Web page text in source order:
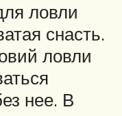
ловли
снасть.
ловли
нее. В